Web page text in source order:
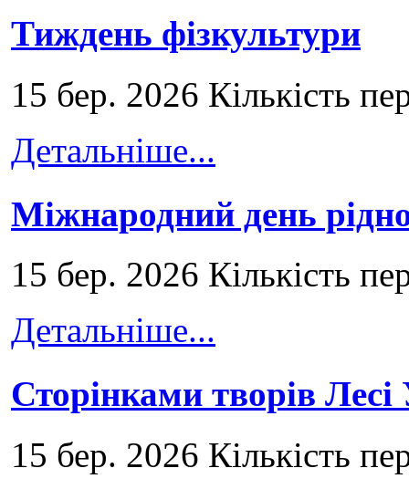
Тиждень фізкультури
15 бер. 2026 Кількість
Детальніше...
Міжнародний день
15 бер. 2026 Кількість
Детальніше...
Сторінками творів
15 бер. 2026 Кількість